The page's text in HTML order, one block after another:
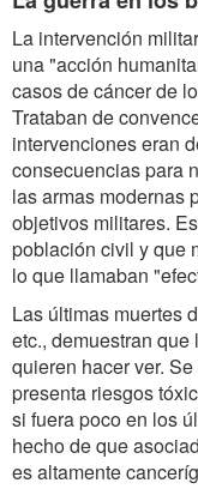
La intervención
una "acción
casos de cáncer de
Trataban de
intervenciones eran
consecuencias para
las armas modernas
objetivos militares.
población civil y que
lo que llamaban
Las últimas muertes
etc., demuestran
quieren hacer ver.
presenta riesgos
si fuera poco en los
hecho de que
es altamente